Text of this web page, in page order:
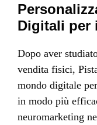
Digitali per
Dopo aver
vendita fisici,
mondo digitale
in modo più
neuromarketing